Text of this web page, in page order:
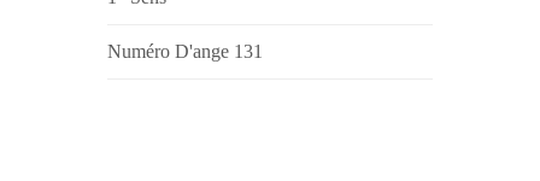
Numéro D'ange 131